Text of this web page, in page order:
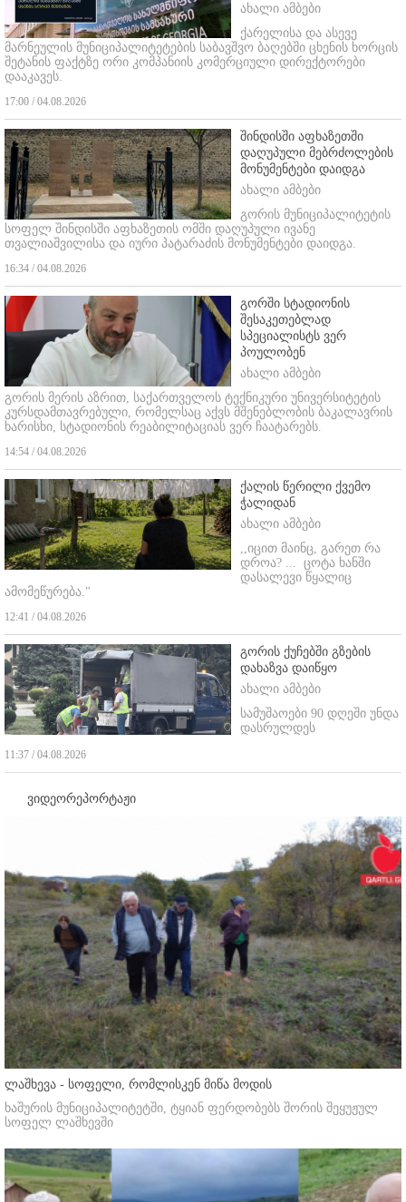
ახალი ამბები
ქარელისა და ასევე
მარნეულის მუნიციპალიტეტების საბავშვო ბაღებში ცხენის ხორცის
შეტანის ფაქტზე ორი კომპანიის კომერციული დირექტორები
დააკავეს.
17:00 / 04.08.2026
შინდისში აფხაზეთში
დაღუპული მებრძოლების
მონუმენტები დაიდგა
ახალი ამბები
გორის მუნიციპალიტეტის
სოფელ შინდისში აფხაზეთის ომში დაღუპული ივანე
თვალიაშვილისა და იური პატარაძის მონუმენტები დაიდგა.
16:34 / 04.08.2026
გორში სტადიონის
შესაკეთებლად
სპეციალისტს ვერ
პოულობენ
ახალი ამბები
გორის მერის აზრით, საქართველოს ტექნიკური უნივერსიტეტის
კურსდამთავრებული, რომელსაც აქვს მშენებლობის ბაკალავრის
ხარისხი, სტადიონის რეაბილიტაციას ვერ ჩაატარებს.
14:54 / 04.08.2026
ქალის წერილი ქვემო
ჭალიდან
ახალი ამბები
,,იცით მაინც, გარეთ რა
დროა? ... ცოტა ხანში
დასალევი წყალიც
ამომეწურება."
12:41 / 04.08.2026
გორის ქუჩებში გზების
დახაზვა დაიწყო
ახალი ამბები
სამუშაოები 90 დღეში უნდა
დასრულდეს
11:37 / 04.08.2026
ვიდეორეპორტაჟი
ლაშხევა - სოფელი, რომლისკენ მიწა მოდის
ხაშურის მუნიციპალიტეტში, ტყიან ფერდობებს შორის შეყუჟულ
სოფელ ლაშხევში